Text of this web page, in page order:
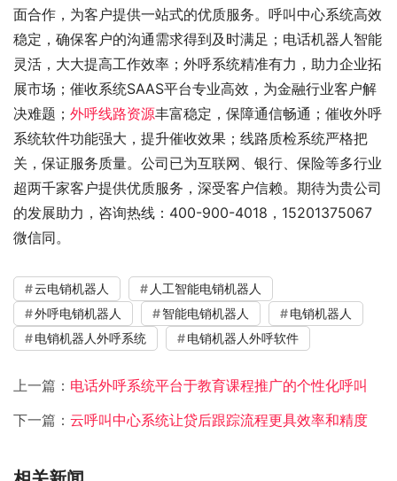
面合作，为客户提供一站式的优质服务。呼叫中心系统高效
稳定，确保客户的沟通需求得到及时满足；电话机器人智能
灵活，大大提高工作效率；外呼系统精准有力，助力企业拓
展市场；催收系统SAAS平台专业高效，为金融行业客户解
决难题； 外呼线路资源丰富稳定，保障通信畅通；催收外呼
系统软件功能强大，提升催收效果；线路质检系统严格把
关，保证服务质量。公司已为互联网、银行、保险等多行业
超两千家客户提供优质服务，深受客户信赖。期待为贵公司
的发展助力，咨询热线：400-900-4018，15201375067
微信同。
云电销机器人
人工智能电销机器人
外呼电销机器人
智能电销机器人
电销机器人
电销机器人外呼系统
电销机器人外呼软件
上一篇： 电话外呼系统平台于教育课程推广的个性化呼叫
下一篇： 云呼叫中心系统让贷后跟踪流程更具效率和精度